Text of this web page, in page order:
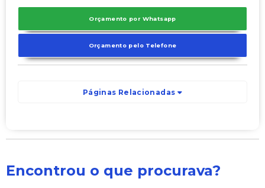
Orçamento por Whatsapp
Orçamento pelo Telefone
Páginas Relacionadas
Encontrou o que procurava?